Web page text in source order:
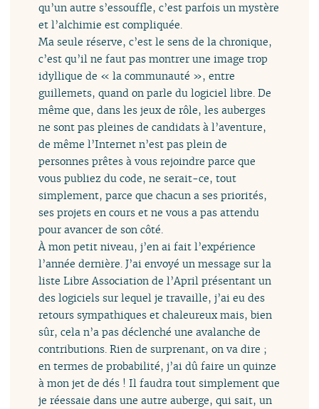
qu’un autre s’essouffle, c’est parfois un mystère
et l’alchimie est compliquée.
Ma seule réserve, c’est le sens de la chronique,
c’est qu’il ne faut pas montrer une image trop
idyllique de « la communauté », entre
guillemets, quand on parle du logiciel libre. De
même que, dans les jeux de rôle, les auberges
ne sont pas pleines de candidats à l’aventure,
de même l’Internet n’est pas plein de
personnes prêtes à vous rejoindre parce que
vous publiez du code, ne serait-ce, tout
simplement, parce que chacun a ses priorités,
ses projets en cours et ne vous a pas attendu
pour avancer de son côté.
À mon petit niveau, j’en ai fait l’expérience
l’année dernière. J’ai envoyé un message sur la
liste Libre Association de l’April présentant un
des logiciels sur lequel je travaille, j’ai eu des
retours sympathiques et chaleureux mais, bien
sûr, cela n’a pas déclenché une avalanche de
contributions. Rien de surprenant, on va dire ;
en termes de probabilité, j’ai dû faire un quinze
à mon jet de dés ! Il faudra tout simplement que
je réessaie dans une autre auberge, qui sait, un